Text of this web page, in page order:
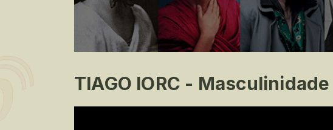
TIAGO IORC - Masculinidade